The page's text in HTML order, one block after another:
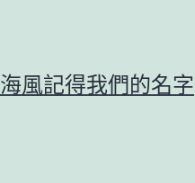
海風記得我們的名字